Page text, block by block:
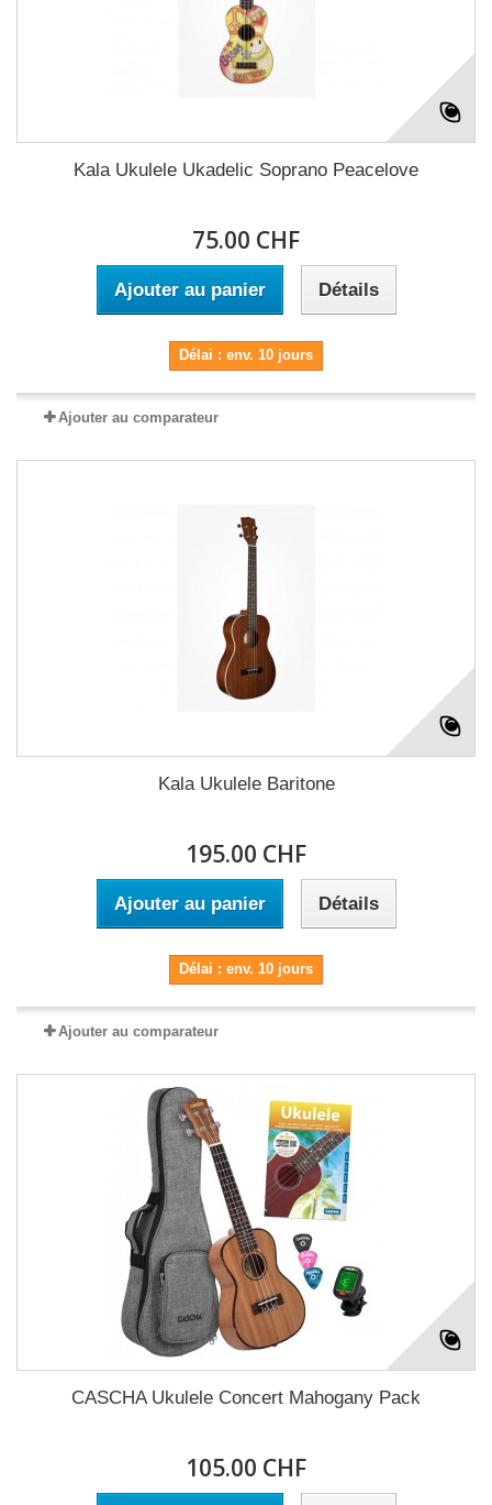
Kala Ukulele Ukadelic Soprano Peacelove
75.00 CHF
Ajouter au panier Détails
Délai : env. 10 jours
Ajouter au comparateur
Kala Ukulele Baritone
195.00 CHF
Ajouter au panier Détails
Délai : env. 10 jours
Ajouter au comparateur
CASCHA Ukulele Concert Mahogany Pack
105.00 CHF